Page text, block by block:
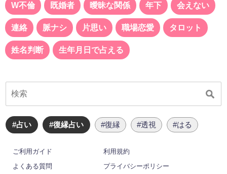
W不倫 既婚者 曖昧な関係 年下 会えない
連絡 脈ナシ 片思い 職場恋愛 タロット
姓名判断 生年月日で占える
#占い #復縁占い #復縁 #透視 #はる
ご利用ガイド
利用規約
よくある質問
プライバシーポリシー